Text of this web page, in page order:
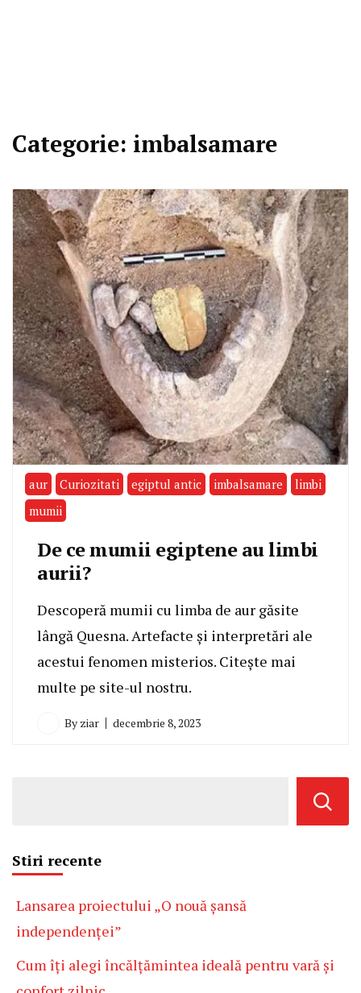
Categorie: imbalsamare
aur Curiozitati egiptul antic imbalsamare
limbi
mumii
De ce mumii egiptene au limbi
aurii?
Descoperă mumii cu limba de aur găsite
lângă Quesna. Artefacte și interpretări ale
acestui fenomen misterios. Citește mai
multe pe site-ul nostru.
By ziar decembrie 8, 2023
Stiri recente
Lansarea proiectului „O nouă șansă
independenței”
Cum îți alegi încălțămintea ideală pentru vară și